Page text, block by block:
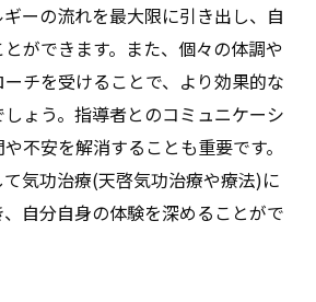
ーの流れを最大限に引き出し、自
ができます。また、個々の体調や
チを受けることで、より効果的な
ょう。指導者とのコミュニケーシ
不安を解消することも重要です。
気功治療(天啓気功治療や療法)に
自分自身の体験を深めることがで